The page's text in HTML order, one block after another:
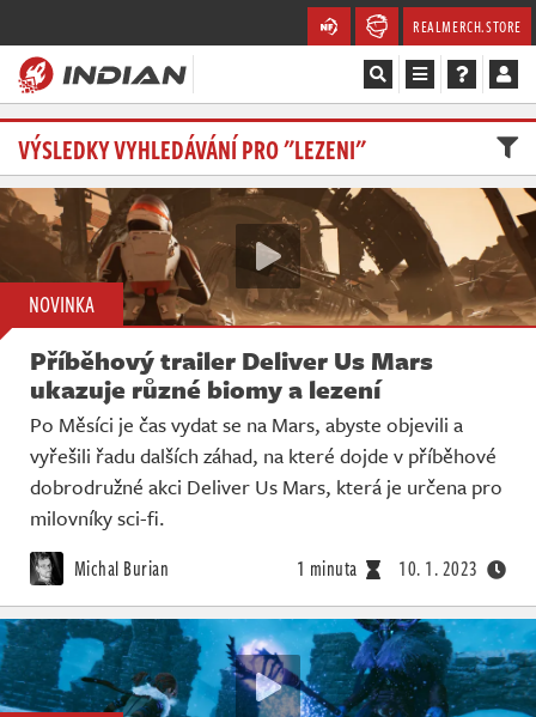
REALMERCH.STORE
Magazín
Recenze
Videa
Soutěže
Databáze
Komunita
Redakce
Živě
VÝSLEDKY VYHLEDÁVÁNÍ PRO "LEZENI"
NOVINKA
Příběhový trailer Deliver Us Mars
ukazuje různé biomy a lezení
Po Měsíci je čas vydat se na Mars, abyste objevili a
vyřešili řadu dalších záhad, na které dojde v příběhové
dobrodružné akci Deliver Us Mars, která je určena pro
milovníky sci-fi.
Michal Burian 1 minuta 10. 1. 2023